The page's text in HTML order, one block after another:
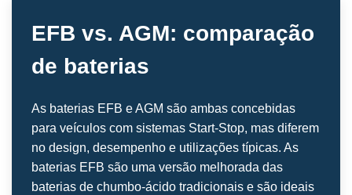
EFB vs. AGM: comparação
de baterias
As baterias EFB e AGM são ambas concebidas
para veículos com sistemas Start-Stop, mas diferem
no design, desempenho e utilizações típicas. As
baterias EFB são uma versão melhorada das
baterias de chumbo-ácido tradicionais e são ideais